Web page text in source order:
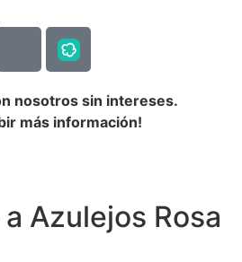
nosotros sin intereses.
más información!
Azulejos Rosa